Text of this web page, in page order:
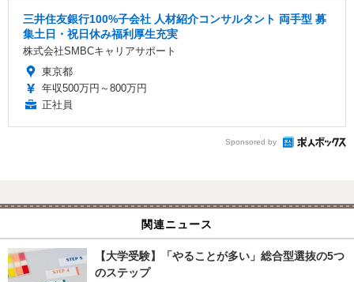
三井住友銀行100%子会社 人材紹介コンサルタント 両手型 募
集土日・祝日休み福利厚生充実
株式会社SMBCキャリアサポート
東京都
年収500万円～800万円
正社員
Sponsored by
関連ニュース
【大学受験】「やることが多い」総合型選抜の5つ
のステップ